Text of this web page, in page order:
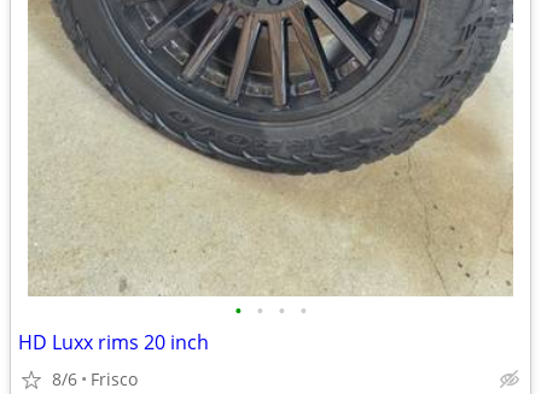
• • • •
HD Luxx rims 20 inch
8/6 Frisco